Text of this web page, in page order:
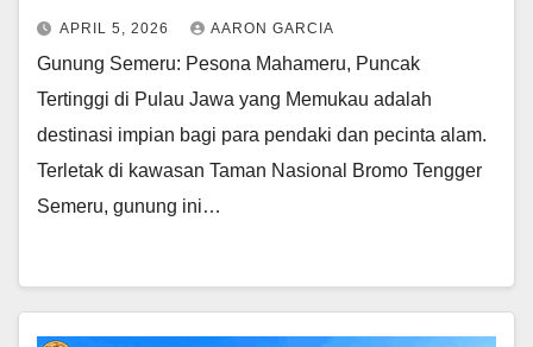
APRIL 5, 2026 AARON GARCIA
Gunung Semeru: Pesona Mahameru, Puncak
Tertinggi di Pulau Jawa yang Memukau adalah
destinasi impian bagi para pendaki dan pecinta alam.
Terletak di kawasan Taman Nasional Bromo Tengger
Semeru, gunung ini…